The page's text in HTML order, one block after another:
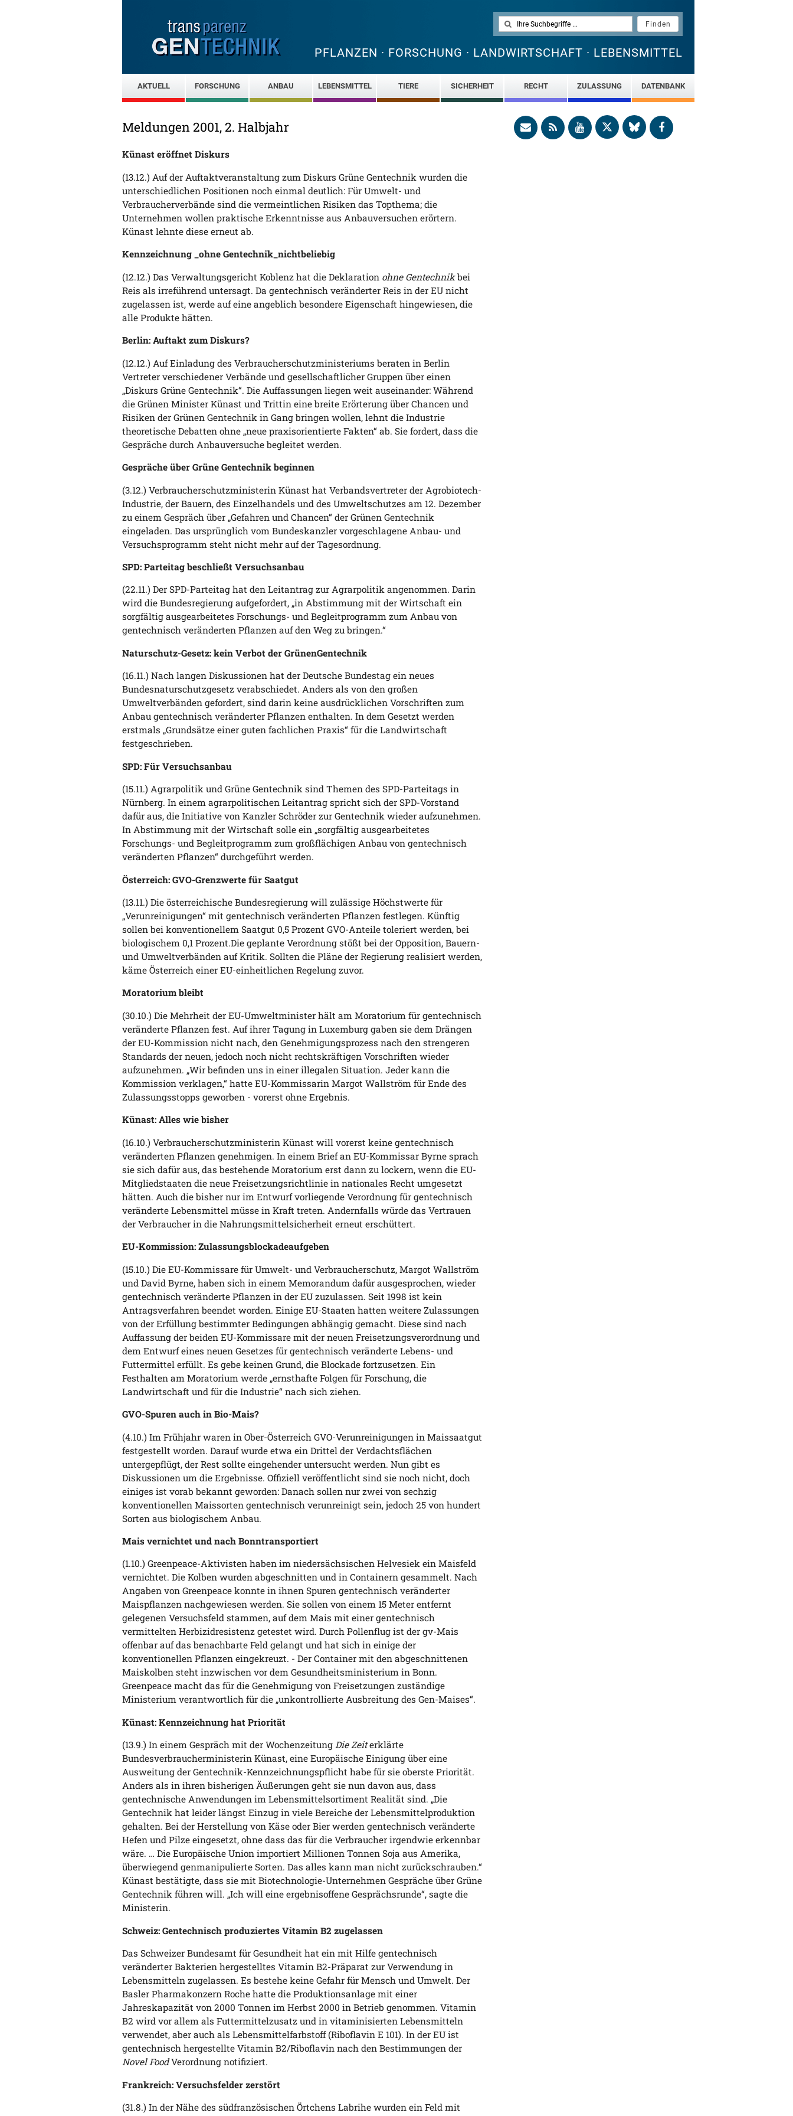
PFLANZEN · FORSCHUNG · LANDWIRTSCHAFT · LEBENSMITTEL
AKTUELL FORSCHUNG ANBAU LEBENSMITTEL TIERE SICHERHEIT RECHT ZULASSUNG DATENBANK
Meldungen 2001, 2. Halbjahr
Künast eröffnet Diskurs
(13.12.) Auf der Auftaktveranstaltung zum Diskurs Grüne Gentechnik wurden die
unterschiedlichen Positionen noch einmal deutlich: Für Umwelt- und
Verbraucherverbände sind die vermeintlichen Risiken das Topthema; die
Unternehmen wollen praktische Erkenntnisse aus Anbauversuchen erörtern.
Künast lehnte diese erneut ab.
Kennzeichnung _ohne Gentechnik_nichtbeliebig
(12.12.) Das Verwaltungsgericht Koblenz hat die Deklaration ohne Gentechnikbei
Reis als irreführend untersagt. Da gentechnisch veränderter Reis in der EU nicht
zugelassen ist, werde auf eine angeblich besondere Eigenschaft hingewiesen, die
alle Produkte hätten.
Berlin: Auftakt zum Diskurs?
(12.12.) Auf Einladung des Verbraucherschutzministeriums beraten in Berlin
Vertreter verschiedener Verbände und gesellschaftlicher Gruppen über einen
„Diskurs Grüne Gentechnik“. Die Auffassungen liegen weit auseinander: Während
die Grünen Minister Künast und Trittin eine breite Erörterung über Chancen und
Risiken der Grünen Gentechnik in Gang bringen wollen, lehnt die Industrie
theoretische Debatten ohne „neue praxisorientierte Fakten“ ab. Sie fordert, dass die
Gespräche durch Anbauversuche begleitet werden.
Gespräche über Grüne Gentechnik beginnen
(3.12.) Verbraucherschutzministerin Künast hat Verbandsvertreter der Agrobiotech-
Industrie, der Bauern, des Einzelhandels und des Umweltschutzes am 12. Dezember
zu einem Gespräch über „Gefahren und Chancen“ der Grünen Gentechnik
eingeladen. Das ursprünglich vom Bundeskanzler vorgeschlagene Anbau- und
Versuchsprogramm steht nicht mehr auf der Tagesordnung.
SPD: Parteitag beschließt Versuchsanbau
(22.11.) Der SPD-Parteitag hat den Leitantrag zur Agrarpolitik angenommen. Darin
wird die Bundesregierung aufgefordert, „in Abstimmung mit der Wirtschaft ein
sorgfältig ausgearbeitetes Forschungs- und Begleitprogramm zum Anbau von
gentechnisch veränderten Pflanzen auf den Weg zu bringen.“
Naturschutz-Gesetz: kein Verbot der GrünenGentechnik
(16.11.) Nach langen Diskussionen hat der Deutsche Bundestag ein neues
Bundesnaturschutzgesetz verabschiedet. Anders als von den großen
Umweltverbänden gefordert, sind darin keine ausdrücklichen Vorschriften zum
Anbau gentechnisch veränderter Pflanzen enthalten. In dem Gesetzt werden
erstmals „Grundsätze einer guten fachlichen Praxis“ für die Landwirtschaft
festgeschrieben.
SPD: Für Versuchsanbau
(15.11.) Agrarpolitik und Grüne Gentechnik sind Themen des SPD-Parteitags in
Nürnberg. In einem agrarpolitischen Leitantrag spricht sich der SPD-Vorstand
dafür aus, die Initiative von Kanzler Schröder zur Gentechnik wieder aufzunehmen.
In Abstimmung mit der Wirtschaft solle ein „sorgfältig ausgearbeitetes
Forschungs- und Begleitprogramm zum großflächigen Anbau von gentechnisch
veränderten Pflanzen“ durchgeführt werden.
Österreich: GVO-Grenzwerte für Saatgut
(13.11.) Die österreichische Bundesregierung will zulässige Höchstwerte für
„Verunreinigungen“ mit gentechnisch veränderten Pflanzen festlegen. Künftig
sollen bei konventionellem Saatgut 0,5 Prozent GVO-Anteile toleriert werden, bei
biologischem 0,1 Prozent.Die geplante Verordnung stößt bei der Opposition, Bauern-
und Umweltverbänden auf Kritik. Sollten die Pläne der Regierung realisiert werden,
käme Österreich einer EU-einheitlichen Regelung zuvor.
Moratorium bleibt
(30.10.) Die Mehrheit der EU-Umweltminister hält am Moratorium für gentechnisch
veränderte Pflanzen fest. Auf ihrer Tagung in Luxemburg gaben sie dem Drängen
der EU-Kommission nicht nach, den Genehmigungsprozess nach den strengeren
Standards der neuen, jedoch noch nicht rechtskräftigen Vorschriften wieder
aufzunehmen. „Wir befinden uns in einer illegalen Situation. Jeder kann die
Kommission verklagen,“ hatte EU-Kommissarin Margot Wallström für Ende des
Zulassungsstopps geworben - vorerst ohne Ergebnis.
Künast: Alles wie bisher
(16.10.) Verbraucherschutzministerin Künast will vorerst keine gentechnisch
veränderten Pflanzen genehmigen. In einem Brief an EU-Kommissar Byrne sprach
sie sich dafür aus, das bestehende Moratorium erst dann zu lockern, wenn die EU-
Mitgliedstaaten die neue Freisetzungsrichtlinie in nationales Recht umgesetzt
hätten. Auch die bisher nur im Entwurf vorliegende Verordnung für gentechnisch
veränderte Lebensmittel müsse in Kraft treten. Andernfalls würde das Vertrauen
der Verbraucher in die Nahrungsmittelsicherheit erneut erschüttert.
EU-Kommission: Zulassungsblockadeaufgeben
(15.10.) Die EU-Kommissare für Umwelt- und Verbraucherschutz, Margot Wallström
und David Byrne, haben sich in einem Memorandum dafür ausgesprochen, wieder
gentechnisch veränderte Pflanzen in der EU zuzulassen. Seit 1998 ist kein
Antragsverfahren beendet worden. Einige EU-Staaten hatten weitere Zulassungen
von der Erfüllung bestimmter Bedingungen abhängig gemacht. Diese sind nach
Auffassung der beiden EU-Kommissare mit der neuen Freisetzungsverordnung und
dem Entwurf eines neuen Gesetzes für gentechnisch veränderte Lebens- und
Futtermittel erfüllt. Es gebe keinen Grund, die Blockade fortzusetzen. Ein
Festhalten am Moratorium werde „ernsthafte Folgen für Forschung, die
Landwirtschaft und für die Industrie“ nach sich ziehen.
GVO-Spuren auch in Bio-Mais?
(4.10.) Im Frühjahr waren in Ober-Österreich GVO-Verunreinigungen in Maissaatgut
festgestellt worden. Darauf wurde etwa ein Drittel der Verdachtsflächen
untergepflügt, der Rest sollte eingehender untersucht werden. Nun gibt es
Diskussionen um die Ergebnisse. Offiziell veröffentlicht sind sie noch nicht, doch
einiges ist vorab bekannt geworden: Danach sollen nur zwei von sechzig
konventionellen Maissorten gentechnisch verunreinigt sein, jedoch 25 von hundert
Sorten aus biologischem Anbau.
Mais vernichtet und nach Bonntransportiert
(1.10.) Greenpeace-Aktivisten haben im niedersächsischen Helvesiek ein Maisfeld
vernichtet. Die Kolben wurden abgeschnitten und in Containern gesammelt. Nach
Angaben von Greenpeace konnte in ihnen Spuren gentechnisch veränderter
Maispflanzen nachgewiesen werden. Sie sollen von einem 15 Meter entfernt
gelegenen Versuchsfeld stammen, auf dem Mais mit einer gentechnisch
vermittelten Herbizidresistenz getestet wird. Durch Pollenflug ist der gv-Mais
offenbar auf das benachbarte Feld gelangt und hat sich in einige der
konventionellen Pflanzen eingekreuzt. - Der Container mit den abgeschnittenen
Maiskolben steht inzwischen vor dem Gesundheitsministerium in Bonn.
Greenpeace macht das für die Genehmigung von Freisetzungen zuständige
Ministerium verantwortlich für die „unkontrollierte Ausbreitung des Gen-Maises“.
Künast: Kennzeichnung hat Priorität
(13.9.) In einem Gespräch mit der Wochenzeitung Die Zeiterklärte
Bundesverbraucherministerin Künast, eine Europäische Einigung über eine
Ausweitung der Gentechnik-Kennzeichnungspflicht habe für sie oberste Priorität.
Anders als in ihren bisherigen Äußerungen geht sie nun davon aus, dass
gentechnische Anwendungen im Lebensmittelsortiment Realität sind. „Die
Gentechnik hat leider längst Einzug in viele Bereiche der Lebensmittelproduktion
gehalten. Bei der Herstellung von Käse oder Bier werden gentechnisch veränderte
Hefen und Pilze eingesetzt, ohne dass das für die Verbraucher irgendwie erkennbar
wäre. … Die Europäische Union importiert Millionen Tonnen Soja aus Amerika,
überwiegend genmanipulierte Sorten. Das alles kann man nicht zurückschrauben.“
Künast bestätigte, dass sie mit Biotechnologie-Unternehmen Gespräche über Grüne
Gentechnik führen will. „Ich will eine ergebnisoffene Gesprächsrunde“, sagte die
Ministerin.
Schweiz: Gentechnisch produziertes Vitamin B2 zugelassen
Das Schweizer Bundesamt für Gesundheit hat ein mit Hilfe gentechnisch
veränderter Bakterien hergestelltes Vitamin B2-Präparat zur Verwendung in
Lebensmitteln zugelassen. Es bestehe keine Gefahr für Mensch und Umwelt. Der
Basler Pharmakonzern Roche hatte die Produktionsanlage mit einer
Jahreskapazität von 2000 Tonnen im Herbst 2000 in Betrieb genommen. Vitamin
B2 wird vor allem als Futtermittelzusatz und in vitaminisierten Lebensmitteln
verwendet, aber auch als Lebensmittelfarbstoff (Riboflavin E 101). In der EU ist
gentechnisch hergestellte Vitamin B2/Riboflavin nach den Bestimmungen der
Novel FoodVerordnung notifiziert.
Frankreich: Versuchsfelder zerstört
(31.8.) In der Nähe des südfranzösischen Örtchens Labrihe wurden ein Feld mit